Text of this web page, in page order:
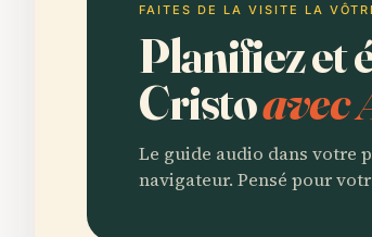
FAITES DE LA VISITE LA
Planifiez et
Cristoavec
Le guide audio dans votre
navigateur. Pensé pour